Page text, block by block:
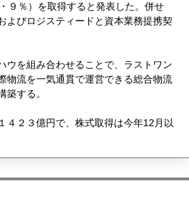
９％）を取得すると発表した。併せ
よびロジスティードと資本業務提携契
を組み合わせることで、ラストワン
物流を一気通貫で運営できる総合物流
築する。
２３億円で、株式取得は今年12月以